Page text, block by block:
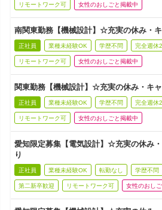
リモートワーク可 女性のおしごと掲載中
南関東勤務【機械設計】☆充実の休み・
正社員 業種未経験OK 学歴不問 完全週休
リモートワーク可 女性のおしごと掲載中
関東勤務【機械設計】☆充実の休み・キ
正社員 業種未経験OK 学歴不問 完全週休
リモートワーク可 女性のおしごと掲載中
愛知限定募集【電気設計】☆充実の休み
り
正社員 業種未経験OK 転勤なし 学歴不問
第二新卒歓迎 リモートワーク可 女性のおし